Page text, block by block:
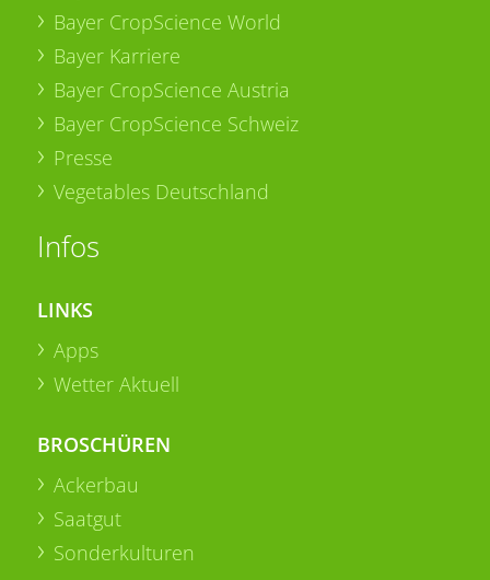
Bayer CropScience World
Bayer Karriere
Bayer CropScience Austria
Bayer CropScience Schweiz
Presse
Vegetables Deutschland
Infos
LINKS
Apps
Wetter Aktuell
BROSCHÜREN
Ackerbau
Saatgut
Sonderkulturen